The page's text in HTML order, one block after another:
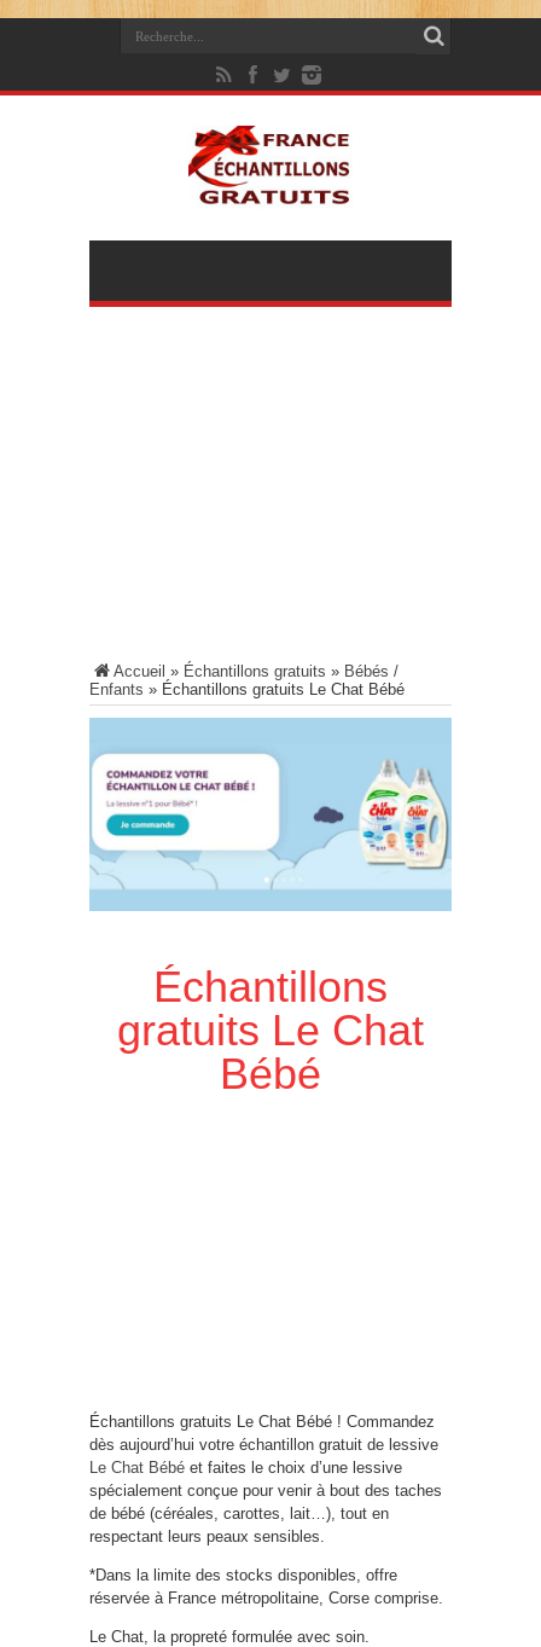
Accueil » Échantillons gratuits » Bébés /
Enfants » Échantillons gratuits Le Chat Bébé
Échantillons
gratuits Le Chat
Bébé
Échantillons gratuits Le Chat Bébé ! Commandez
dès aujourd’hui votre échantillon gratuit de lessive
Le Chat Bébé et faites le choix d’une lessive
spécialement conçue pour venir à bout des taches
de bébé (céréales, carottes, lait…), tout en
respectant leurs peaux sensibles.
*Dans la limite des stocks disponibles, offre
réservée à France métropolitaine, Corse comprise.
Le Chat, la propreté formulée avec soin.